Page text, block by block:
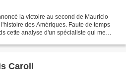
la victoire au second de Mauricio
des Amériques. Faute de temps
cette analyse d'un spécialiste qui me
Caroll